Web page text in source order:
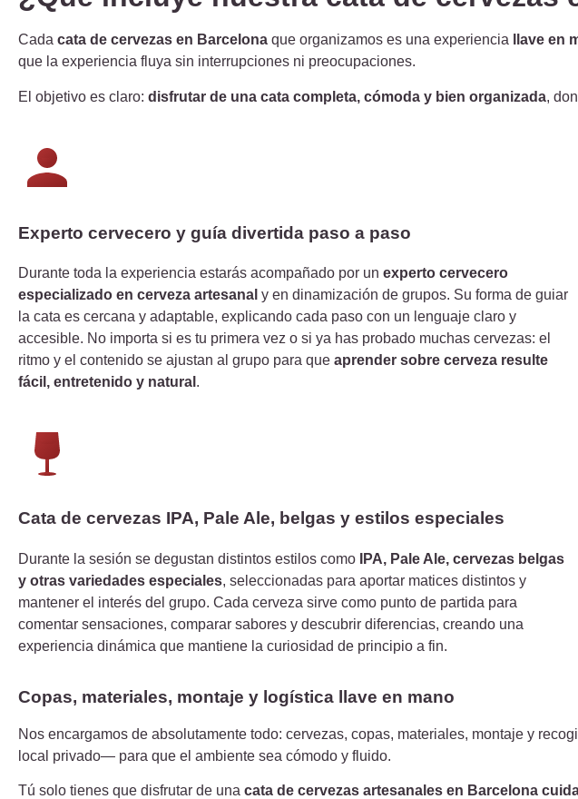
Cada cata de cervezas en Barcelona que organizamos es una experiencia llave en
que la experiencia fluya sin interrupciones ni preocupaciones.
El objetivo es claro: disfrutar de una cata completa, cómoda y bien organizada,
Experto cervecero y guía divertida paso a paso
Durante toda la experiencia estarás acompañado por un experto cervecero
especializado en cerveza artesanal y en dinamización de grupos. Su forma de guiar
la cata es cercana y adaptable, explicando cada paso con un lenguaje claro y
accesible. No importa si es tu primera vez o si ya has probado muchas cervezas: el
ritmo y el contenido se ajustan al grupo para que aprender sobre cerveza resulte
fácil, entretenido y natural .
Cata de cervezas IPA, Pale Ale, belgas y estilos especiales
Durante la sesión se degustan distintos estilos como
IPA, Pale Ale, cervezas belgas
y otras variedades especiales, seleccionadas para aportar matices distintos y
mantener el interés del grupo. Cada cerveza sirve como punto de partida para
comentar sensaciones, comparar sabores y descubrir diferencias, creando una
experiencia dinámica que mantiene la curiosidad de principio a fin.
Copas, materiales, montaje y logística llave en mano
Nos encargamos de absolutamente todo: cervezas, copas, materiales, montaje y
local privado— para que el ambiente sea cómodo y fluido.
Tú solo tienes que disfrutar de una cata de cervezas artesanales en Barcelona